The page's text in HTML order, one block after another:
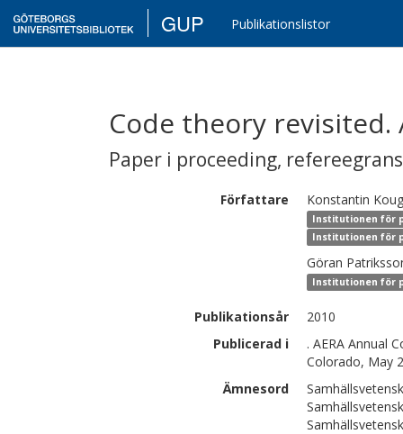
GUP Publikationslistor
Code theory revisited.
Paper i proceeding,
Författare Konstantin
Institutionen för
Institutionen för
Göran
Institutionen för
Publikationsår
2010
Publicerad i
. AERA Annual
Colorado, May
Ämnesord